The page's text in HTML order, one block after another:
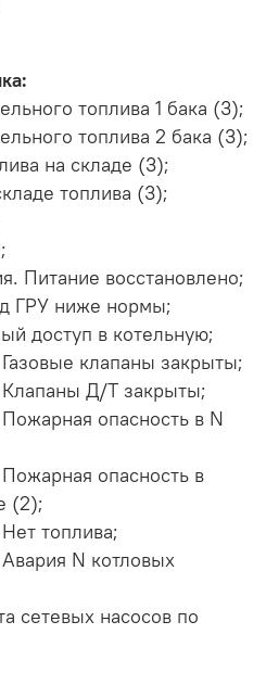
топлива 1 бака (3);
топлива 2 бака (3);
на складе (3);
топлива (3);
Питание восстановлено;
ГРУ ниже нормы;
доступ в котельную;
клапаны закрыты;
Клапаны Д/Т закрыты;
опасность в N
опасность в
(2);
топлива;
N котловых
сетевых насосов по